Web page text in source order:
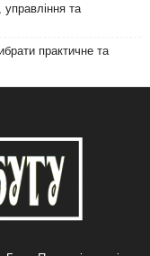
управління та
практичне та